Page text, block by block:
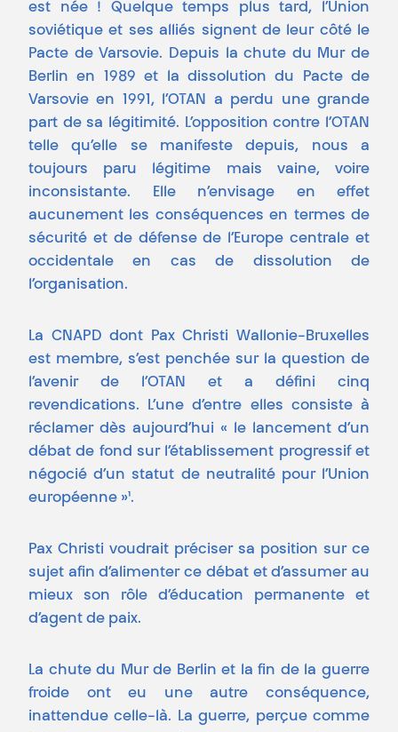
est née ! Quelque temps plus tard, l’Union
soviétique et ses alliés signent de leur côté le
Pacte de Varsovie. Depuis la chute du Mur de
Berlin en 1989 et la dissolution du Pacte de
Varsovie en 1991, l’OTAN a perdu une grande
part de sa légitimité. L’opposition contre l’OTAN
telle qu’elle se manifeste depuis, nous a
toujours paru légitime mais vaine, voire
inconsistante. Elle n’envisage en effet
aucunement les conséquences en termes de
sécurité et de défense de l’Europe centrale et
occidentale en cas de dissolution de
l’organisation.
La CNAPD dont Pax Christi Wallonie-Bruxelles
est membre, s’est penchée sur la question de
l’avenir de l’OTAN et a défini cinq
revendications. L’une d’entre elles consiste à
réclamer dès aujourd’hui « le lancement d’un
débat de fond sur l’établissement progressif et
négocié d’un statut de neutralité pour l’Union
européenne »¹.
Pax Christi voudrait préciser sa position sur ce
sujet afin d’alimenter ce débat et d’assumer au
mieux son rôle d’éducation permanente et
d’agent de paix.
La chute du Mur de Berlin et la fin de la guerre
froide ont eu une autre conséquence,
inattendue celle-là. La guerre, perçue comme